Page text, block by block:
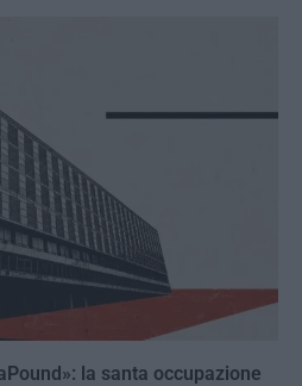
la santa occupazione